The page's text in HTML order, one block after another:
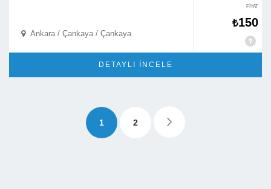
 Ankara / Çankaya / Çankaya
FİYAT
₺150
DETAYLI İNCELE
1 2